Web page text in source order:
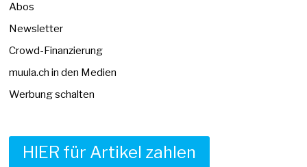
Abos
Newsletter
Crowd-Finanzierung
muula.ch in den Medien
Werbung schalten
HIER für Artikel zahlen